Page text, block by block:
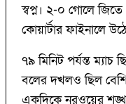
স্বপ্ন। ২-০ গোলে জিতে
কোয়ার্টার ফাইনালে
৭৯ মিনিট পর্যন্ত
বলের দখলও ছিল
একদিকে নরওয়ের